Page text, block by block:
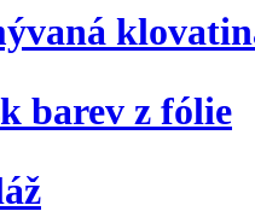
barev z fólie